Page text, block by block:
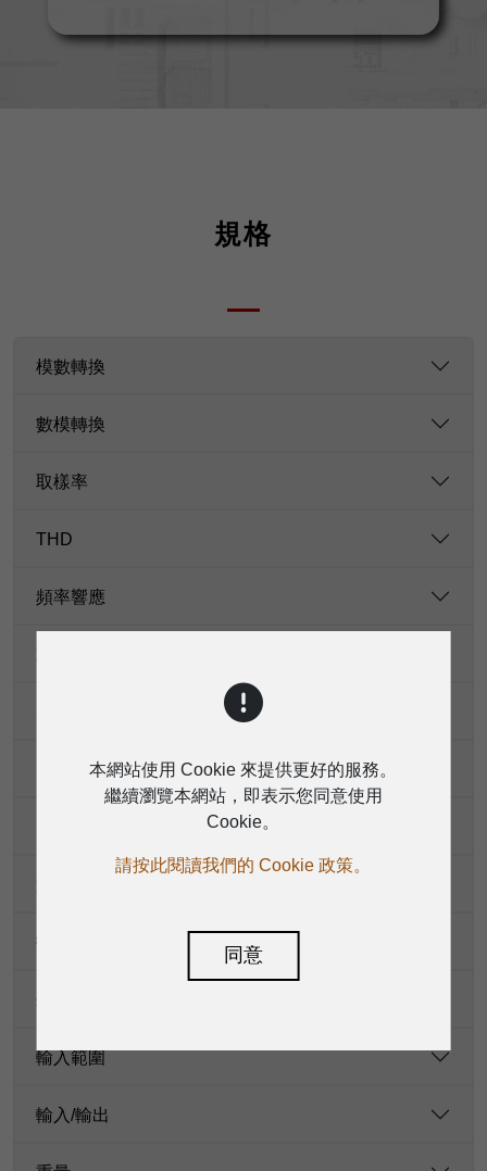
規格
模數轉換
數模轉換
取樣率
THD
頻率響應
指示
幻象電源
輸入範圍
輸入/輸出
本網站使用 Cookie 來提供更好的服務。
繼續瀏覽本網站，即表示您同意使用
Cookie。
請按此閱讀我們的 Cookie 政策。
同意